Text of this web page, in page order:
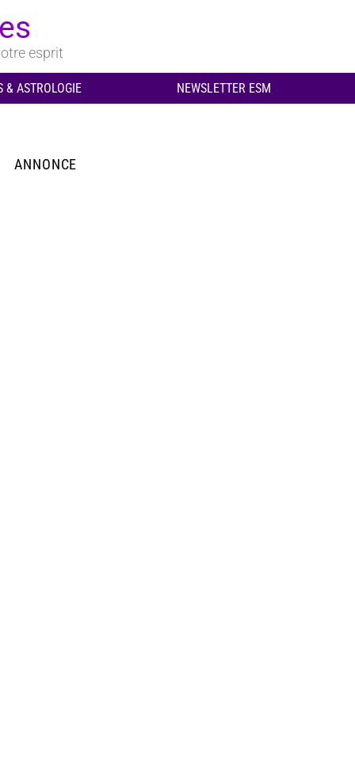
esprit
& ASTROLOGIE NEWSLETTER ESM
ANNONCE